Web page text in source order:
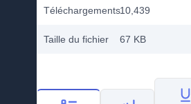
Téléchargements10,439
Taille du fichier 67 KB